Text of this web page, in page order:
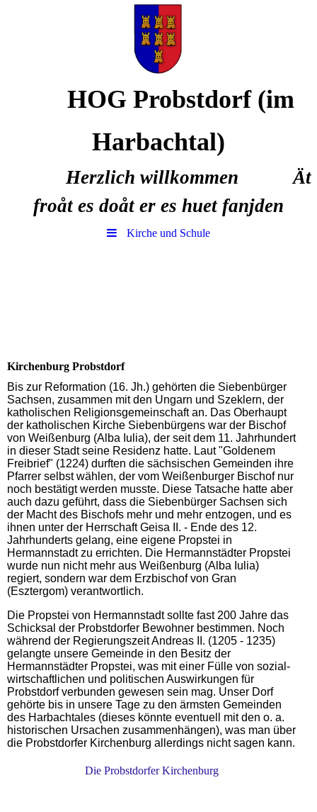
HOG Probstdorf (im
Harbachtal)
Herzlich willkommen Ät
froåt es doåt er es huet fanjden
Kirche und Schule
Kirchenburg Probstdorf
Bis zur Reformation (16. Jh.) gehörten die Siebenbürger
Sachsen, zusammen mit den Ungarn und Szeklern, der
katholischen Religionsgemeinschaft an. Das Oberhaupt
der katholischen Kirche Siebenbürgens war der Bischof
von Weißenburg (Alba Iulia), der seit dem 11. Jahrhundert
in dieser Stadt seine Residenz hatte. Laut "Goldenem
Freibrief" (1224) durften die sächsischen Gemeinden ihre
Pfarrer selbst wählen, der vom Weißenburger Bischof nur
noch bestätigt werden musste. Diese Tatsache hatte aber
auch dazu geführt, dass die Siebenbürger Sachsen sich
der Macht des Bischofs mehr und mehr entzogen, und es
ihnen unter der Herrschaft Geisa II. - Ende des 12.
Jahrhunderts gelang, eine eigene Propstei in
Hermannstadt zu errichten. Die Hermannstädter Propstei
wurde nun nicht mehr aus Weißenburg (Alba Iulia)
regiert, sondern war dem Erzbischof von Gran
(Esztergom) verantwortlich.
Die Propstei von Hermannstadt sollte fast 200 Jahre das
Schicksal der Probstdorfer Bewohner bestimmen. Noch
während der Regierungszeit Andreas II. (1205 - 1235)
gelangte unsere Gemeinde in den Besitz der
Hermannstädter Propstei, was mit einer Fülle von sozial-
wirtschaftlichen und politischen Auswirkungen für
Probstdorf verbunden gewesen sein mag. Unser Dorf
gehörte bis in unsere Tage zu den ärmsten Gemeinden
des Harbachtales (dieses könnte eventuell mit den o. a.
historischen Ursachen zusammenhängen), was man über
die Probstdorfer Kirchenburg allerdings nicht sagen kann.
Die Probstdorfer Kirchenburg